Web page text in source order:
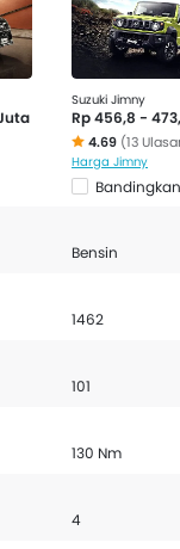
Suzuki Jimny
Rp 456,8 -
4.69 (13
Harga Jimny
Bandingkan
Bensin
1462
101
130 Nm
4